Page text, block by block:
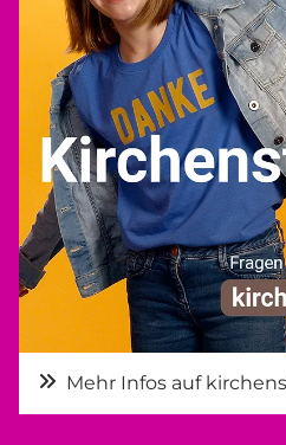
Mehr Infos auf